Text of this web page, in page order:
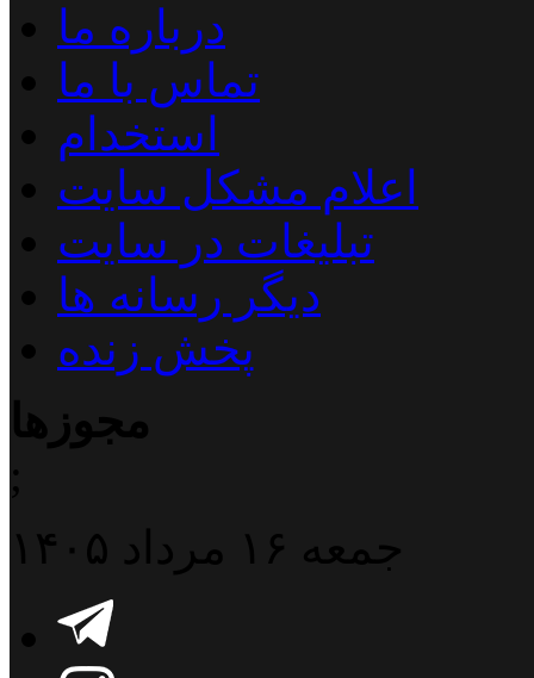
درباره ما
تماس با ما
استخدام
اعلام مشکل سایت
تبلیغات در سایت
دیگر رسانه ها
پخش زنده
مجوزها
;
جمعه ۱۶ مرداد ۱۴۰۵